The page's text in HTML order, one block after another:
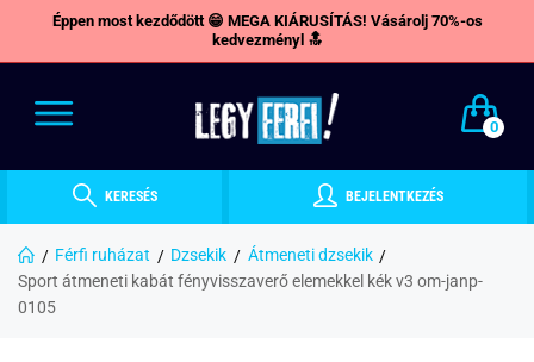
Éppen most kezdődött 😁 MEGA KIÁRUSÍTÁS! Vásárolj 70%-os
kedvezményl 🔝
0
KERESÉS BEJELENTKEZÉS
Férfi ruházat Dzsekik
Átmeneti dzsekik
Sport átmeneti kabát fényvisszaverő elemekkel kék v3 om-janp-
0105